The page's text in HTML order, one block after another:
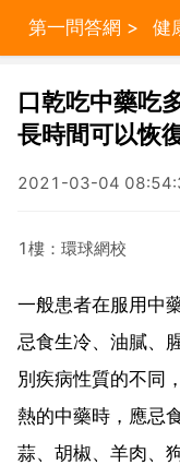
第一問答網 > 健
炎吃中藥多長時間
口乾吃中藥吃
長時間可以恢
2021-03-04
1樓：環球網校
一般患者在服用中
忌食生冷、油膩、
別疾病性質的不同
熱的中藥時，應忌
蒜、胡椒、羊肉、